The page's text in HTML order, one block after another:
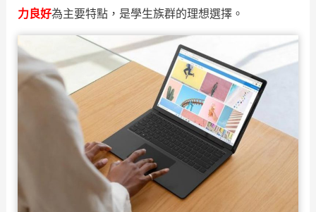
力良好為主要特點，是學生族群的理想選擇。